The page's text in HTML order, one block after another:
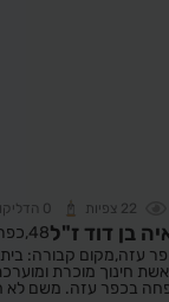
22 צפיות 0
בן דוד ז"ל48,
עזה,מקום קבורה: בית
חינוך מוכרת
בכפר עזה. משם לא